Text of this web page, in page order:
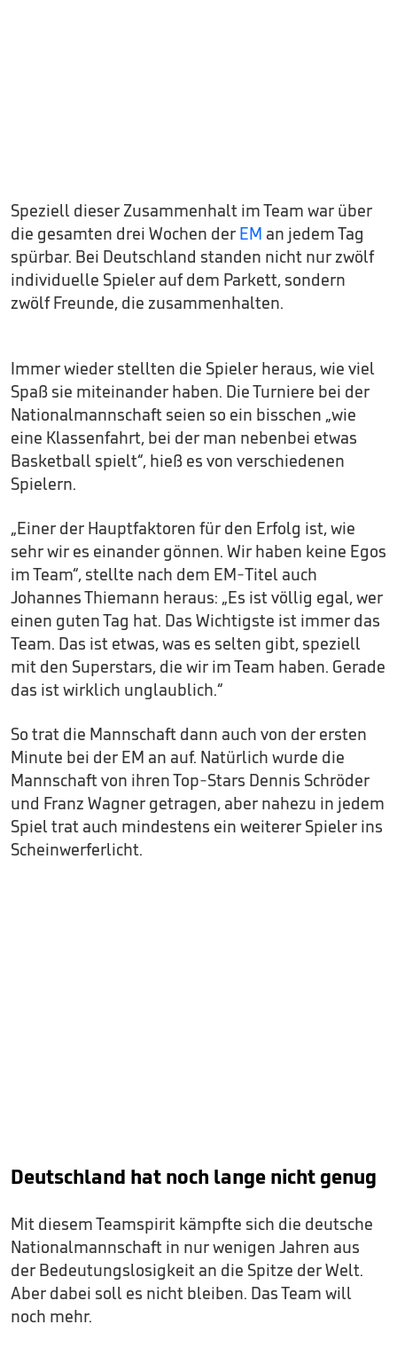
Speziell dieser Zusammenhalt im Team war über
die gesamten drei Wochen der EM an jedem Tag
spürbar. Bei Deutschland standen nicht nur zwölf
individuelle Spieler auf dem Parkett, sondern
zwölf Freunde, die zusammenhalten.
Immer wieder stellten die Spieler heraus, wie viel
Spaß sie miteinander haben. Die Turniere bei der
Nationalmannschaft seien so ein bisschen „wie
eine Klassenfahrt, bei der man nebenbei etwas
Basketball spielt“, hieß es von verschiedenen
Spielern.
„Einer der Hauptfaktoren für den Erfolg ist, wie
sehr wir es einander gönnen. Wir haben keine Egos
im Team“, stellte nach dem EM-Titel auch
Johannes Thiemann heraus: „Es ist völlig egal, wer
einen guten Tag hat. Das Wichtigste ist immer das
Team. Das ist etwas, was es selten gibt, speziell
mit den Superstars, die wir im Team haben. Gerade
das ist wirklich unglaublich.“
So trat die Mannschaft dann auch von der ersten
Minute bei der EM an auf. Natürlich wurde die
Mannschaft von ihren Top-Stars Dennis Schröder
und Franz Wagner getragen, aber nahezu in jedem
Spiel trat auch mindestens ein weiterer Spieler ins
Scheinwerferlicht.
Deutschland hat noch lange nicht genug
Mit diesem Teamspirit kämpfte sich die deutsche
Nationalmannschaft in nur wenigen Jahren aus
der Bedeutungslosigkeit an die Spitze der Welt.
Aber dabei soll es nicht bleiben. Das Team will
noch mehr.